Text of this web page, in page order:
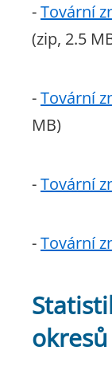
-Tovární
(zip, 2.5
-Tovární
MB)
-Tovární
-Tovární